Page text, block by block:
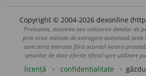
Copyright © 2004-2026 dexonline
Preluarea, stocarea sau utilizarea datelor de
prin orice metode de extragere automată (web
sunt strict interzise fără acordul nostru
seturilor de date oferite oficial spre utilizare
licență confidențialitate